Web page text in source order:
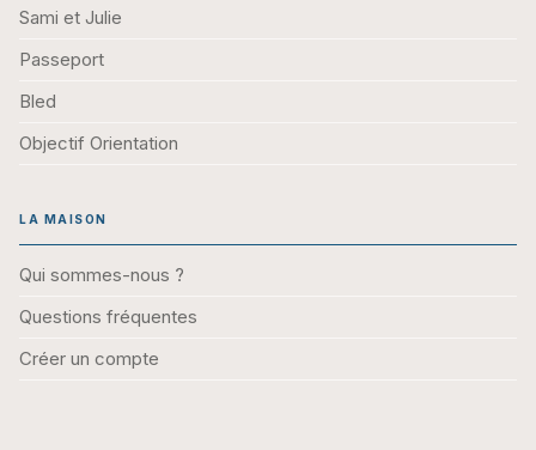
Sami et Julie
Passeport
Bled
Objectif Orientation
LA MAISON
Qui sommes-nous ?
Questions fréquentes
Créer un compte